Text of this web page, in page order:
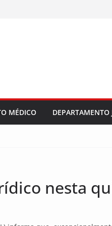
MÉDICO DEPARTAMENTO
nesta